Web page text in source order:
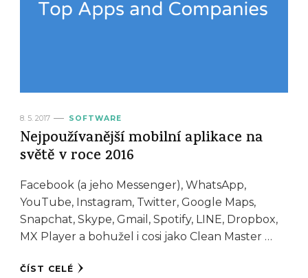
8. 5. 2017 SOFTWARE
Nejpoužívanější mobilní aplikace na
světě v roce 2016
Facebook (a jeho Messenger), WhatsApp,
YouTube, Instagram, Twitter, Google Maps,
Snapchat, Skype, Gmail, Spotify, LINE, Dropbox,
MX Player a bohužel i cosi jako Clean Master …
ČÍST CELÉ